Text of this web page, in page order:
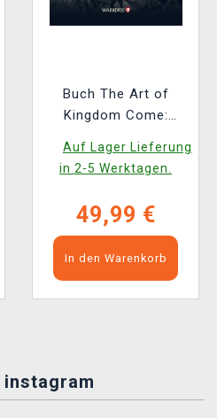
Buch The Art of
Kingdom Come:
Auf Lager Lieferung
in 2-5 Werktagen.
49,99 €
In den Warenkorb
instagram